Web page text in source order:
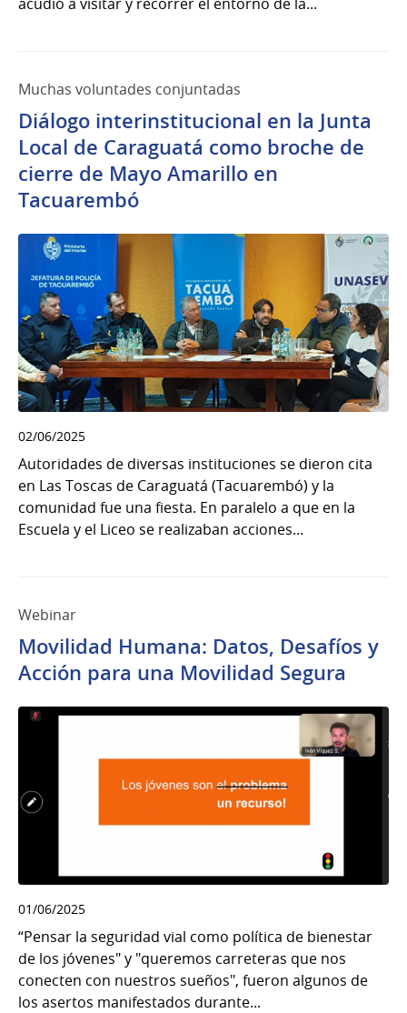
Muchas voluntades conjuntadas
Diálogo interinstitucional en la Junta
Local de Caraguatá como broche de
cierre de Mayo Amarillo en
Tacuarembó
02/06/2025
Autoridades de diversas instituciones se dieron cita
en Las Toscas de Caraguatá (Tacuarembó) y la
comunidad fue una fiesta. En paralelo a que en la
Escuela y el Liceo se realizaban acciones...
Webinar
Movilidad Humana: Datos, Desafíos y
Acción para una Movilidad Segura
01/06/2025
“Pensar la seguridad vial como política de bienestar
de los jóvenes" y "queremos carreteras que nos
conecten con nuestros sueños", fueron algunos de
los asertos manifestados durante...